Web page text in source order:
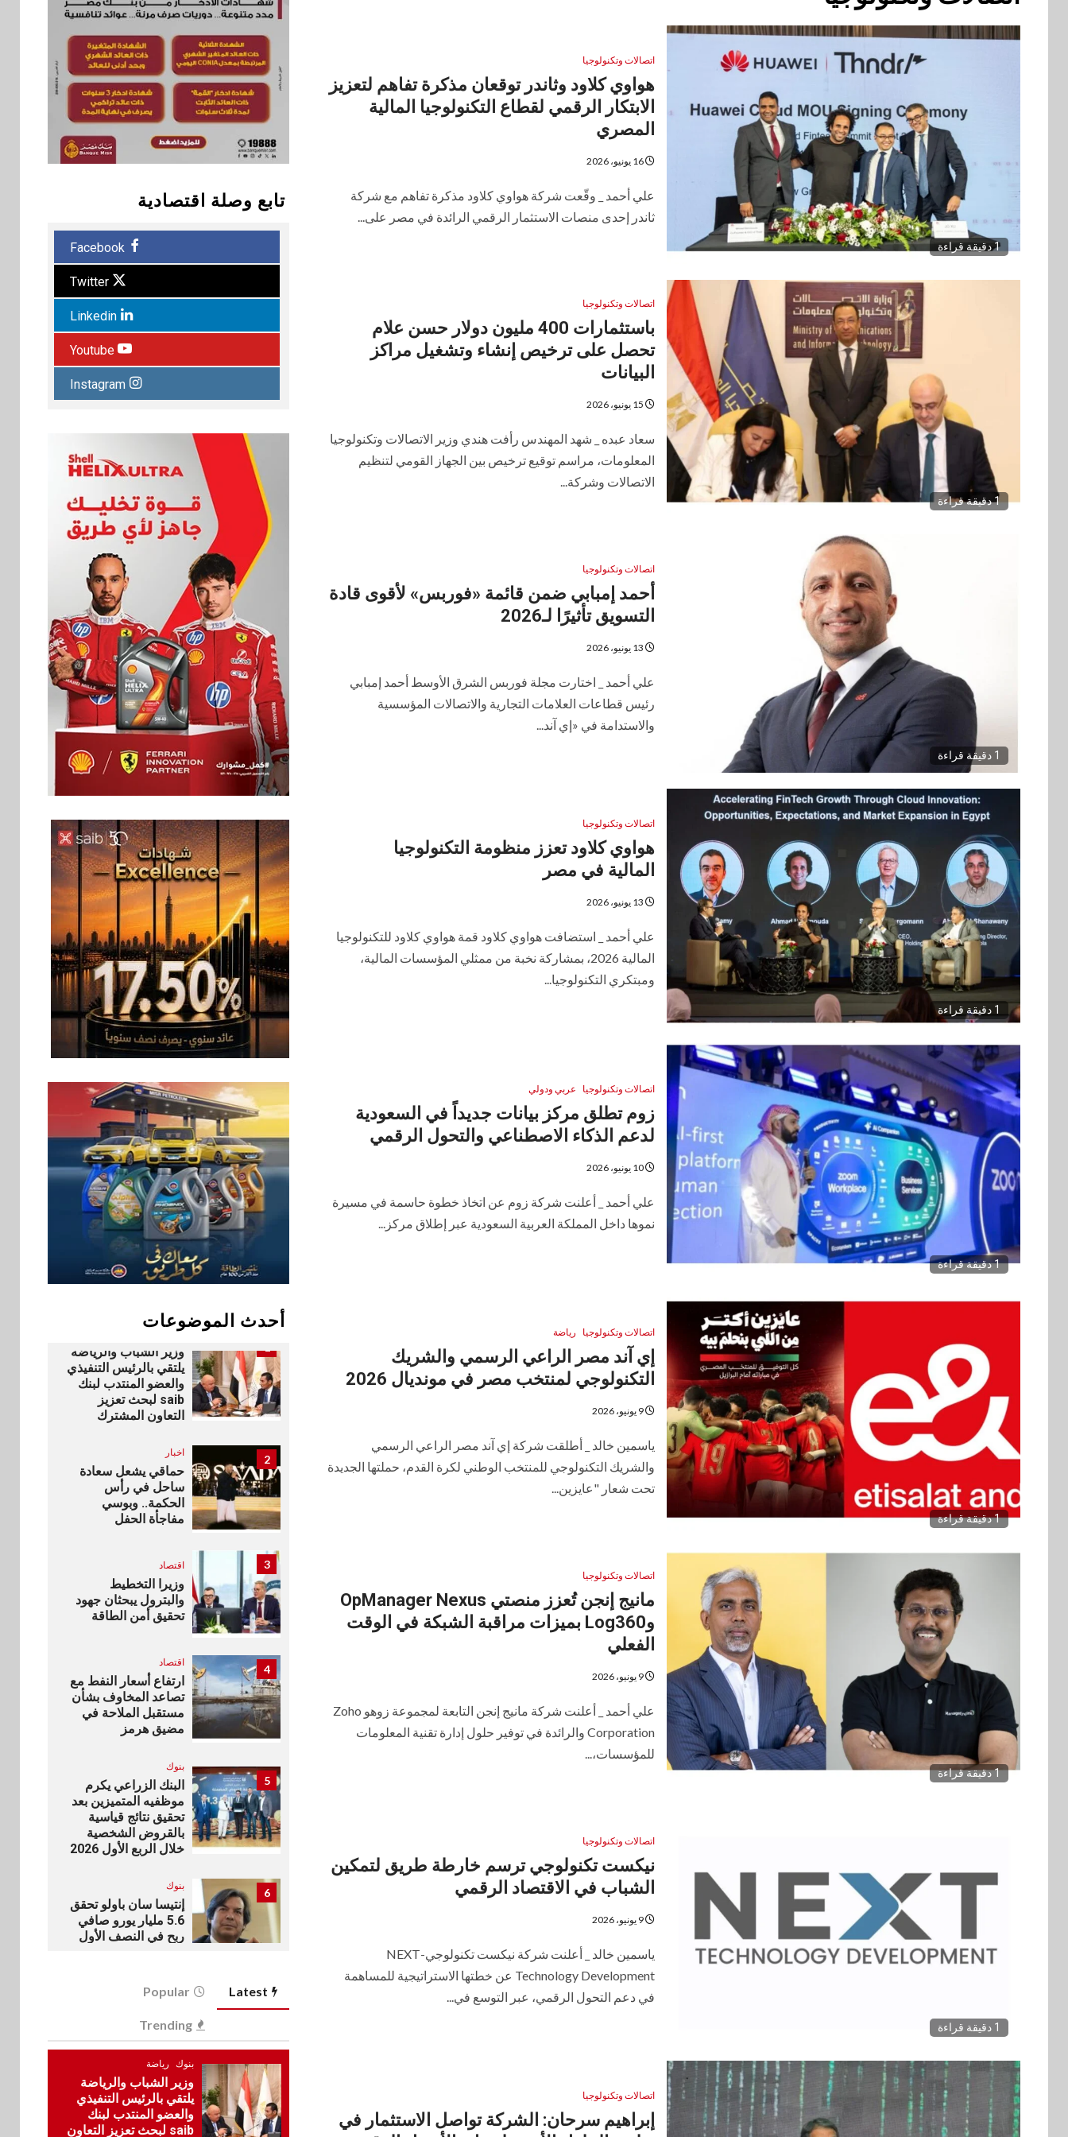
1 دقيقة قراءة
اتصالات وتكنولوجيا
هواوي كلاود وثاندر توقعان مذكرة تفاهم لتعزيز
الابتكار الرقمي لقطاع التكنولوجيا المالية
المصري
16 يونيو، 2026
علي أحمد _ وقّعت شركة هواوي كلاود مذكرة تفاهم مع شركة
ثاندر إحدى منصات الاستثمار الرقمي الرائدة في مصر على...
1 دقيقة قراءة
اتصالات وتكنولوجيا
باستثمارات 400 مليون دولار حسن علام
تحصل على ترخيص إنشاء وتشغيل مراكز
البيانات
15 يونيو، 2026
سعاد عبده _ شهد المهندس رأفت هندي وزير الاتصالات وتكنولوجيا
المعلومات، مراسم توقيع ترخيص بين الجهاز القومي لتنظيم
الاتصالات وشركة...
1 دقيقة قراءة
اتصالات وتكنولوجيا
أحمد إمبابي ضمن قائمة «فوربس» لأقوى قادة
التسويق تأثيرًا لـ2026
13 يونيو، 2026
علي أحمد _ اختارت مجلة فوربس الشرق الأوسط أحمد إمبابي
رئيس قطاعات العلامات التجارية والاتصالات المؤسسية
والاستدامة في «إي آند...
1 دقيقة قراءة
اتصالات وتكنولوجيا
هواوي كلاود تعزز منظومة التكنولوجيا
المالية في مصر
13 يونيو، 2026
علي أحمد _ استضافت هواوي كلاود قمة هواوي كلاود للتكنولوجيا
المالية 2026، بمشاركة نخبة من ممثلي المؤسسات المالية،
ومبتكري التكنولوجيا...
1 دقيقة قراءة
اتصالات وتكنولوجيا عربي ودولي
زوم تطلق مركز بيانات جديداً في السعودية
لدعم الذكاء الاصطناعي والتحول الرقمي
10 يونيو، 2026
علي أحمد _ أعلنت شركة زوم عن اتخاذ خطوة حاسمة في مسيرة
نموها داخل المملكة العربية السعودية عبر إطلاق مركز...
1 دقيقة قراءة
اتصالات وتكنولوجيا رياضة
إي آند مصر الراعي الرسمي والشريك
التكنولوجي لمنتخب مصر في مونديال 2026
9 يونيو، 2026
ياسمين خالد _ أطلقت شركة إي آند مصر الراعي الرسمي
والشريك التكنولوجي للمنتخب الوطني لكرة القدم، حملتها الجديدة
تحت شعار "عايزين...
1 دقيقة قراءة
اتصالات وتكنولوجيا
مانيج إنجن تُعزز منصتي OpManager Nexus
وLog360 بميزات مراقبة الشبكة في الوقت
الفعلي
9 يونيو، 2026
علي أحمد _ أعلنت شركة مانيج إنجن التابعة لمجموعة زوهو Zoho
Corporation والرائدة في توفير حلول إدارة تقنية المعلومات
للمؤسسات،...
1 دقيقة قراءة
اتصالات وتكنولوجيا
نيكست تكنولوجي ترسم خارطة طريق لتمكين
الشباب في الاقتصاد الرقمي
9 يونيو، 2026
ياسمين خالد _ أعلنت شركة نيكست تكنولوجي-NEXT
Technology Development عن خطتها الاستراتيجية للمساهمة
في دعم التحول الرقمي، عبر التوسع في...
اتصالات وتكنولوجيا
إبراهيم سرحان: الشركة تواصل الاستثمار في
تابع وصلة اقتصادية
Facebook
Twitter
Linkedin
Youtube
Instagram
أحدث الموضوعات
6 بنوك
ربح في النصف الأول
2026
7
اخبار
غرفة القاهرة تنظم
ندوة إلكترونية لدعم
الصادرات وتحقيق
مستهدفات رؤية مصر
2030
8 بنوك
بنك مصر يشارك في
فعالية اليوم العالمي
للشباب ويقدم العديد
من العروض المجانية
بنوك
بنك QNB مصر يعزز
جاهزية المشروعات
الصغيرة والمتوسطة
للنمو والتوسع
اخبار
فيكسد مصر و”حلول”
تتشاركان في تطوير
أول منصة للسياحة
الصحية في مصر
والشرق الأوسط
1
بنوك
وزير الشباب والرياضة
يلتقي بالرئيس التنفيذي
والعضو المنتدب لبنك
saib لبحث تعزيز
التعاون المشترك
2 اخبار
حماقي يشعل سعادة
ساحل في رأس
الحكمة.. وبوسي
مفاجأة الحفل
3 اقتصاد
وزيرا التخطيط
والبترول يبحثان جهود
تحقيق أمن الطاقة
4 اقتصاد
ارتفاع أسعار النفط مع
تصاعد المخاوف بشأن
مستقبل الملاحة في
مضيق هرمز
5
بنوك
البنك الزراعي يكرم
موظفيه المتميزين بعد
تحقيق نتائج قياسية
بالقروض الشخصية
خلال الربع الأول 2026
6 بنوك
إنتيسا سان باولو تحقق
5.6 مليار يورو صافي
ربح في النصف الأول
اخبار
ندوة إلكترونية لدعم
الصادرات وتحقيق
مستهدفات رؤية مصر
2030
8 بنوك
بنك مصر يشارك في
Latest
Popular
Trending
بنوك رياضة
وزير الشباب والرياضة
يلتقي بالرئيس التنفيذي
والعضو المنتدب لبنك
saib لبحث تعزيز التعاون